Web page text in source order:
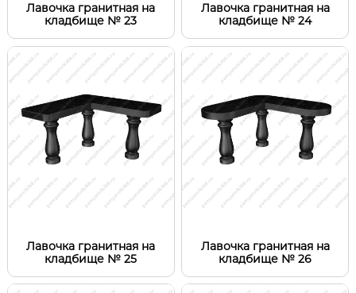
Лавочка гранитная на
кладбище № 23
Лавочка гранитная на
кладбище № 24
Лавочка гранитная на
кладбище № 25
Лавочка гранитная на
кладбище № 26